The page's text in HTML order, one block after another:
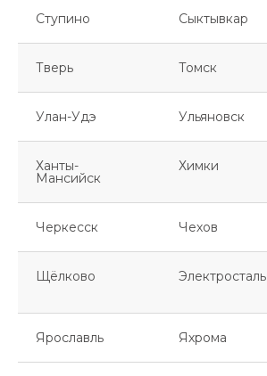
Ступино Сыктывкар
Тверь Томск
Улан-Удэ Ульяновск
Ханты-
Мансийск
Химки
Черкесск Чехов
Щёлково Электросталь
Ярославль Яхрома